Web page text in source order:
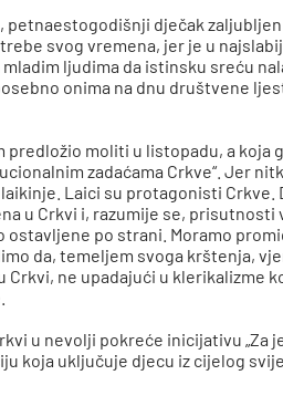
petnaestogodišnji dječak
svog vremena, jer je u
ljudima da istinsku sreću
onima na dnu društvene
moliti u listopadu, a koja
zadaćama Crkve“. Jer
Laici su protagonisti Crkve.
u Crkvi i, razumije se, prisutnosti
po strani. Moramo
da, temeljem svoga krštenja,
ne upadajući u klerikalizme
u nevolji pokreće inicijativu „Za
koja uključuje djecu iz cijelog